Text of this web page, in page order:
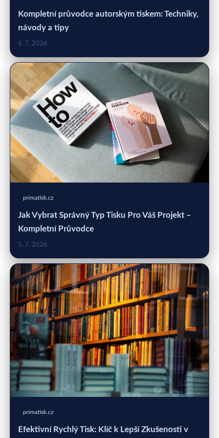
Kompletní průvodce autorským tiskem: Techniky,
návody a tipy
6. 7. 2026
primatisk.cz
Jak Vybrat Správný Typ Tisku Pro Váš Projekt –
Kompletní Průvodce
5. 7. 2026
primatisk.cz
Efektivní Rychlý Tisk: Klíč k Lepší Zkušenosti v